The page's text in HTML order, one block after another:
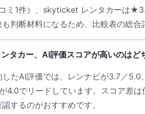
ミ1件）、skyticket レンタカーは
判断材料になるため、比較表の総合
タカー、AI評価スコアが高いのはど
たAI評価では、レンナビが3.7／
4.0でリードしています。スコア差
するのがおすすめです。